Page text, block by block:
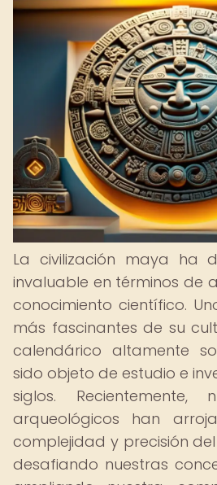
La civilización maya ha
invaluable en términos de
conocimiento científico.
más fascinantes de su
calendárico altamente
sido objeto de estudio e
siglos. Recientemente,
arqueológicos han
complejidad y precisión
desafiando nuestras